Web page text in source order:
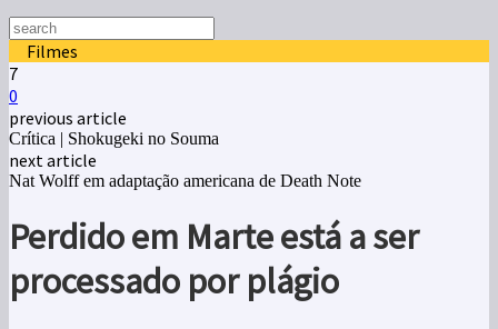
Filmes
7
0
previous article
Crítica | Shokugeki no Souma
next article
Nat Wolff em adaptação americana de Death Note
Perdido em Marte está a ser
processado por plágio